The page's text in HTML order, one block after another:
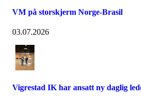
VM på storskjerm Norge-Brasil
03.07.2026
Vigrestad IK har ansatt ny daglig